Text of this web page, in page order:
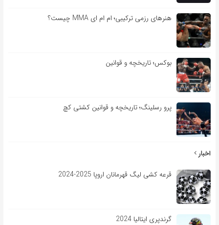
هنرهای رزمی ترکیبی؛ ام ام ای MMA چیست؟
بوکس؛ تاریخچه و قوانین
پرو رسلینگ؛ تاریخچه و قوانین کشتی کچ
اخبار
قرعه کشی لیگ قهرمانان اروپا 2025-2024
گرندپری ایتالیا 2024